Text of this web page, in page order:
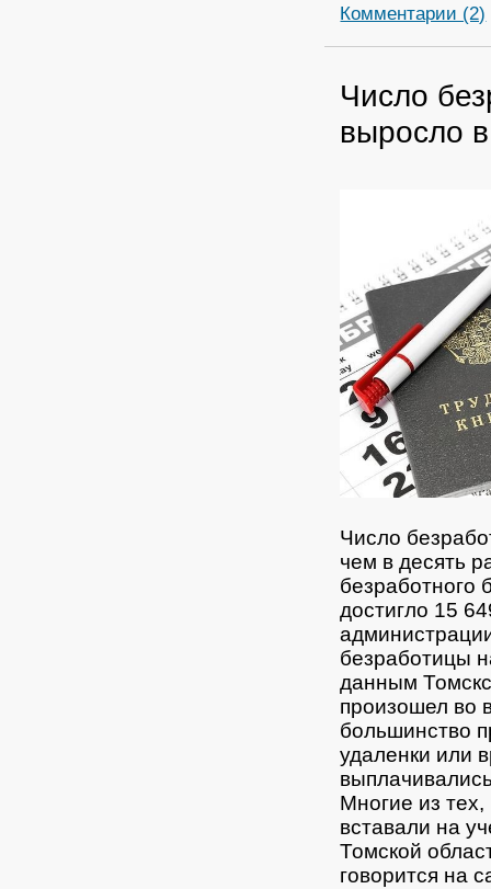
Комментарии (2)
Число
выросло
Число
чем в десять
безработного
достигло 15
безработицы
данным
произошел во
большинство
удаленки или
Многие из
вставали на
Томской
говорится на